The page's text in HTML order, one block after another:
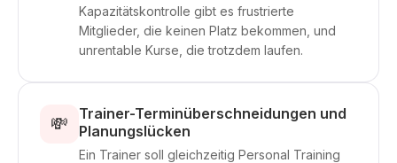
Kapazitätskontrolle gibt es frustrierte
Mitglieder, die keinen Platz bekommen, und
unrentable Kurse, die trotzdem laufen.
💸
Trainer-Terminüberschneidungen und
Planungslücken
Ein Trainer soll gleichzeitig Personal Training